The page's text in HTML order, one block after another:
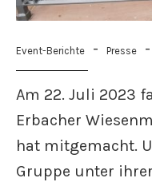
Event-Berichte - Presse -
Am 22. Juli 2023
Erbacher
hat mitgemacht.
Gruppe unter